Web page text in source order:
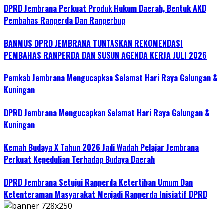
DPRD Jembrana Perkuat Produk Hukum Daerah, Bentuk AKD
Pembahas Ranperda Dan Ranperbup
BANMUS DPRD JEMBRANA TUNTASKAN REKOMENDASI
PEMBAHAS RANPERDA DAN SUSUN AGENDA KERJA JULI 2026
Pemkab Jembrana Mengucapkan Selamat Hari Raya Galungan &
Kuningan
DPRD Jembrana Mengucapkan Selamat Hari Raya Galungan &
Kuningan
Kemah Budaya X Tahun 2026 Jadi Wadah Pelajar Jembrana
Perkuat Kepedulian Terhadap Budaya Daerah
DPRD Jembrana Setujui Ranperda Ketertiban Umum Dan
Ketenteraman Masyarakat Menjadi Ranperda Inisiatif DPRD